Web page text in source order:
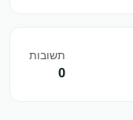
תשובות
0